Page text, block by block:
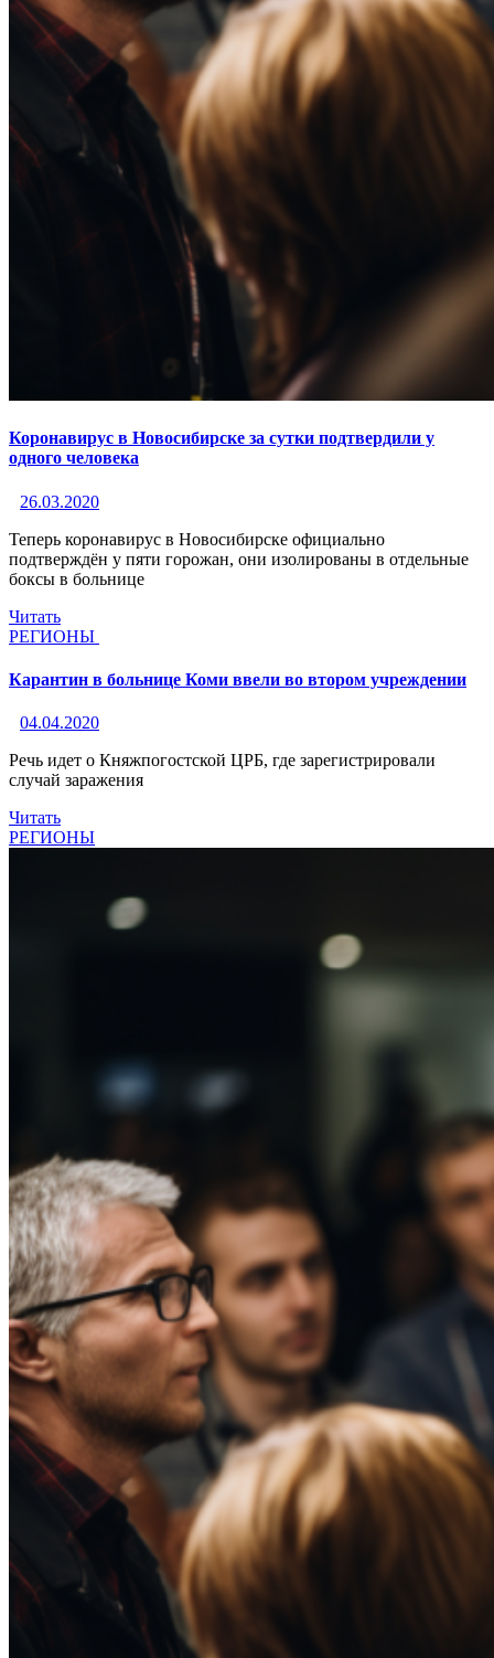
Коронавирус в Новосибирске за сутки подтвердили у
одного человека
26.03.2020
Теперь коронавирус в Новосибирске официально
подтверждён у пяти горожан, они изолированы в отдельные
боксы в больнице
Читать
РЕГИОНЫ
Карантин в больнице Коми ввели во втором учреждении
04.04.2020
Речь идет о Княжпогостской ЦРБ, где зарегистрировали
случай заражения
Читать
РЕГИОНЫ